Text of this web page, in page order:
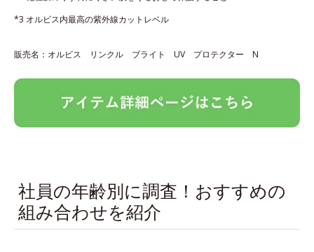
*3 オルビス内最高の紫外線カットレベル
販売名：オルビス リンクル ブライト UV プロテクター N
社員の年齢別に調査！おすすめの
組み合わせを紹介